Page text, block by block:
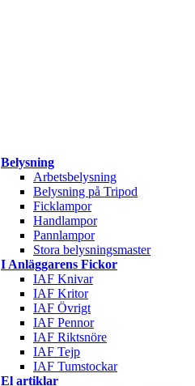
Belysning
Arbetsbelysning
Belysning på Tripod
Ficklampor
Handlampor
Pannlampor
Stora belysningsmaster
I Anläggarens Fickor
IAF Knivar
IAF Kritor
IAF Övrigt
IAF Pennor
IAF Riktsnöre
IAF Tejp
IAF Tumstockar
El artiklar